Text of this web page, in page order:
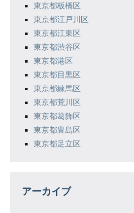
東京都板橋区
東京都江戸川区
東京都江東区
東京都渋谷区
東京都港区
東京都目黒区
東京都練馬区
東京都荒川区
東京都葛飾区
東京都豊島区
東京都足立区
アーカイブ